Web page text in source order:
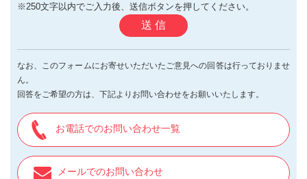
※250文字以内でご入力後、送信ボタンを押してください。
送 信
なお、このフォームにお寄せいただいたご意見への回答は行っておりませ
ん。
回答をご希望の方は、下記よりお問い合わせをお願いいたします。
お電話でのお問い合わせ一覧
メールでのお問い合わせ